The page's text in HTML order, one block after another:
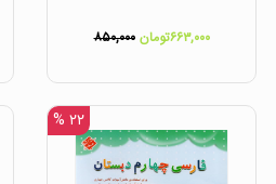
۶۶۳,۰۰۰تومان ۸۵۰,۰۰۰
۲۲ %